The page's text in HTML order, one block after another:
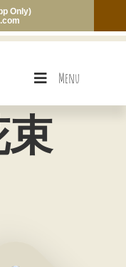
Only)
Menu